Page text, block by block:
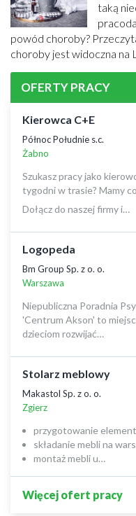
taką
powód choroby?
choroby jest widoczna na
OFERTY PRACY
Kierowca C+E
Północ Południe s.c.
Żabno
Szukasz pracy jako
tygodni w trasie? Mamy
Dołącz do naszej firmy i…
Logopeda
Bm Group Sp. z o. o.
Warszawa
Niepubliczna Poradnia
'Centrum Akson' to
dzieciom rozwijać…
Stolarz meblowy
Makastol Sp. z o. o.
Zgierz
przygotowanie
składanie mebli na
montaż mebli u…
Więcej ofert pracy